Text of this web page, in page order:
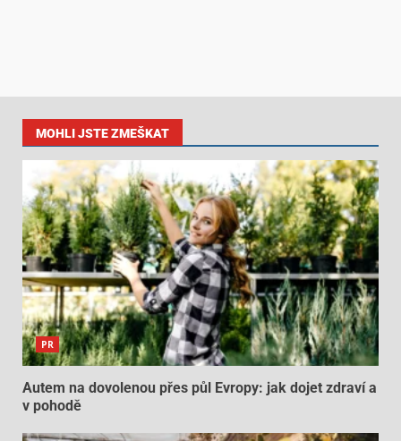
MOHLI JSTE ZMEŠKAT
PR
Autem na dovolenou přes půl Evropy: jak dojet zdraví a
v pohodě